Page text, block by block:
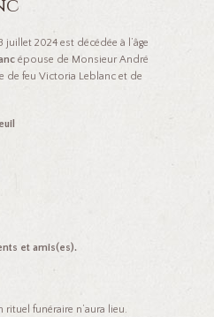
n
ge
ge
2024 est décédée à l’âge
épouse de Monsieur André
de feu Victoria Leblanc et de
et amis(es).
funéraire n’aura lieu.